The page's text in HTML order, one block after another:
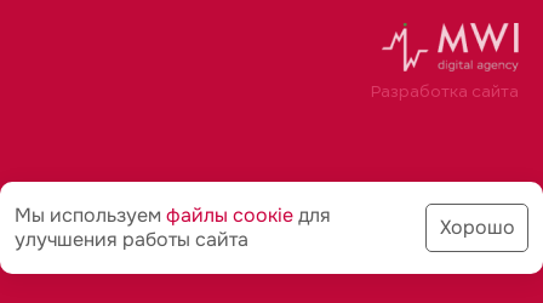
Разработка сайта
Мы используем файлы соoкіедля
улучшения работы сайта
Хорошо